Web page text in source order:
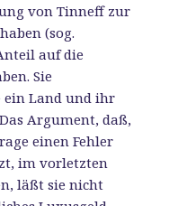
von Tinneff zur
(sog.
auf die
Sie
Land und ihr
Argument, daß,
einen Fehler
im vorletzten
läßt sie nicht